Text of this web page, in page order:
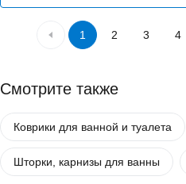
1 2 3 4
Смотрите также
Коврики для ванной и туалета
Шторки, карнизы для ванны